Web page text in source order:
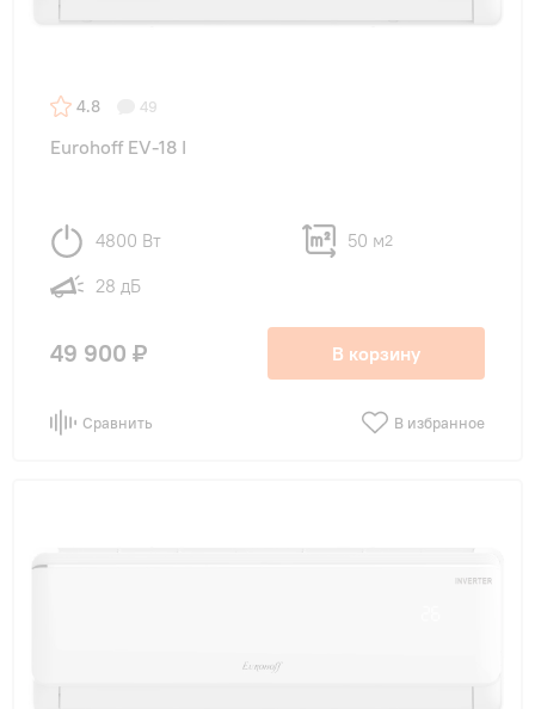
4.8 49
Eurohoff EV-18 I
4800 Вт 50 м2
28 дБ
49 900 ₽ В корзину
Сравнить В избранное